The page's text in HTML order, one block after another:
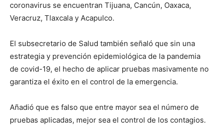
coronavirus se encuentran Tijuana, Cancún, Oaxaca,
Veracruz, Tlaxcala y Acapulco.
El subsecretario de Salud también señaló que sin una
estrategia y prevención epidemiológica de la pandemia
de covid-19, el hecho de aplicar pruebas masivamente no
garantiza el éxito en el control de la emergencia.
Añadió que es falso que entre mayor sea el número de
pruebas aplicadas, mejor sea el control de los contagios.